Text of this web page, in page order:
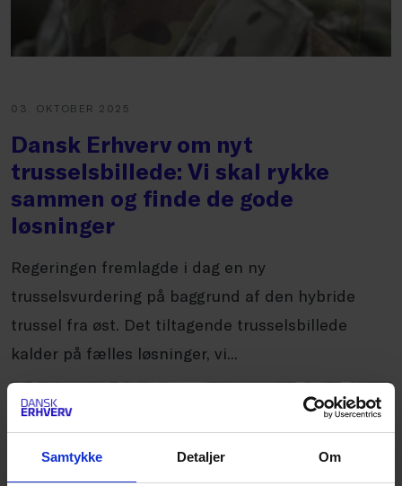
Samtykke Detaljer Om
03. OKTOBER 2025
Dansk Erhverv om nyt
trusselsbillede: Vi skal rykke
sammen og finde de gode
løsninger
Regeringen fremlagde i dag en ny
trusselsvurdering på baggrund af den hybride
trussel fra øst. Det tiltagende trusselsbillede
kalder på fælles løsninger, vi...